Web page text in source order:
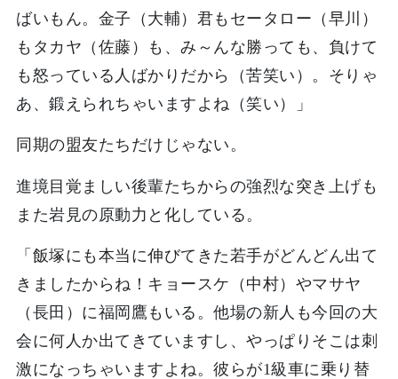
ばいもん。金子（大輔）君もセータロー（早川）
もタカヤ（佐藤）も、み～んな勝っても、負けて
も怒っている人ばかりだから（苦笑い）。そりゃ
あ、鍛えられちゃいますよね（笑い）」
同期の盟友たちだけじゃない。
進境目覚ましい後輩たちからの強烈な突き上げも
また岩見の原動力と化している。
「飯塚にも本当に伸びてきた若手がどんどん出て
きましたからね！キョースケ（中村）やマサヤ
（長田）に福岡鷹もいる。他場の新人も今回の大
会に何人か出てきていますし、やっぱりそこは刺
激になっちゃいますよね。彼らが1級車に乗り替